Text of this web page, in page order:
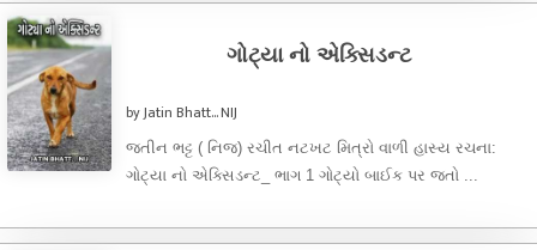
ગોટ્યા નો એક્સિડન્ટ
by Jatin Bhatt... NIJ
જતીન ભટ્ટ ( નિજ) રચીત નટખટ મિત્રો વાળી હાસ્ય રચના:
ગોટ્યા નો એક્સિડન્ટ_ ભાગ 1 ગોટ્યો બાઈક પર જતો ...